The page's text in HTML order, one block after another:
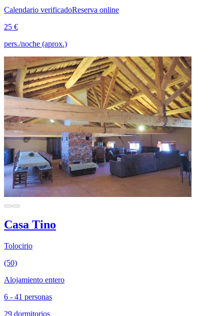
Calendario verificadoReserva online
25 €
pers./noche (aprox.)
Casa Tino
Tolocirio
(50)
Alojamiento entero
6 - 41 personas
29 dormitorios